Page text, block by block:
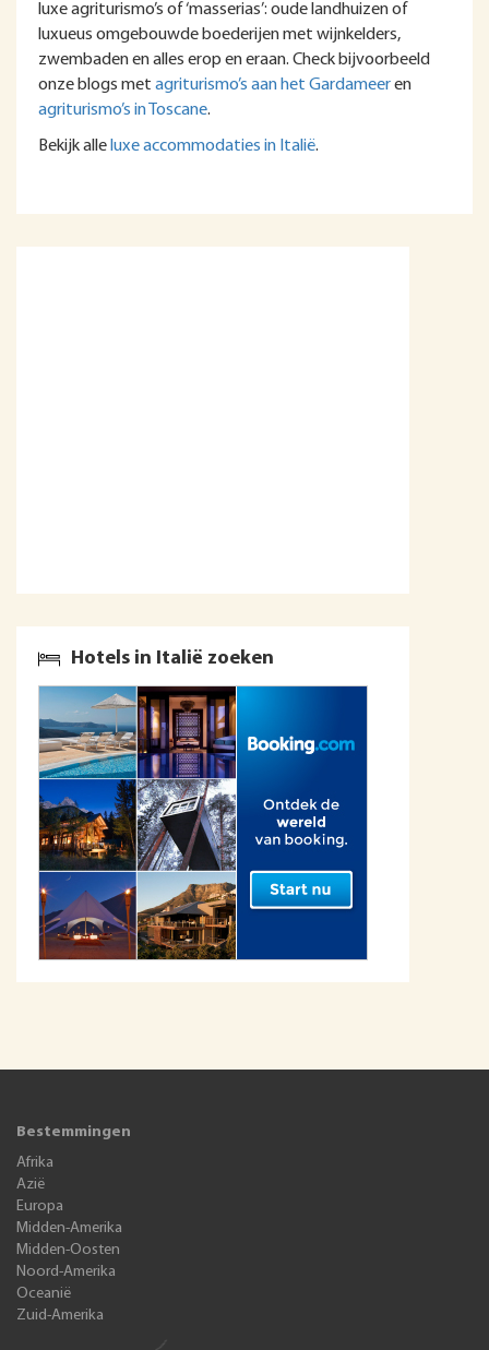
luxe agriturismo’s of ‘masserias’: oude landhuizen of
luxueus omgebouwde boederijen met wijnkelders,
zwembaden en alles erop en eraan. Check bijvoorbeeld
onze blogs met agriturismo’s aan het Gardameeren
agriturismo’s in Toscane.
Bekijk alle luxe accommodaties in Italië.
Hotels in Italië zoeken
Bestemmingen
Afrika
Azië
Europa
Midden-Amerika
Midden-Oosten
Noord-Amerika
Oceanië
Zuid-Amerika